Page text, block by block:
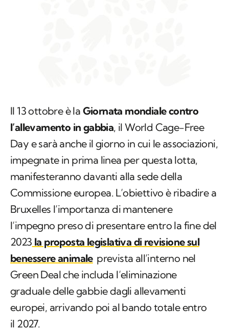
Il 13 ottobre è la Giornata mondiale contro
l’allevamento in gabbia, il World Cage-Free
Day e sarà anche il giorno in cui le associazioni,
impegnate in prima linea per questa lotta,
manifesteranno davanti alla sede della
Commissione europea. L’obiettivo è ribadire a
Bruxelles l’importanza di mantenere
l’impegno preso di presentare entro la fine del
2023 la proposta legislativa di revisione sul
benessere animale prevista all’interno nel
Green Deal che includa l’eliminazione
graduale delle gabbie dagli allevamenti
europei, arrivando poi al bando totale entro
il 2027.